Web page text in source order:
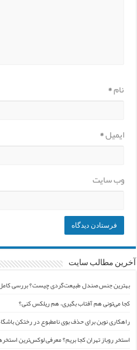
نام*
ایمیل*
وب‌ سایت
آخرین مطالب سایت
بهترین جنس صندل طبیعت‌گردی چیست؟ بررسی کامل
کجا می‌تونی هم آفتاب بگیری، هم ریلکس کنی؟
راهکاری نوین برای حذف بوی نامطبوع در رختکن
استخر روباز تهران کجا بریم؟ معرفی لوکس‌ترین